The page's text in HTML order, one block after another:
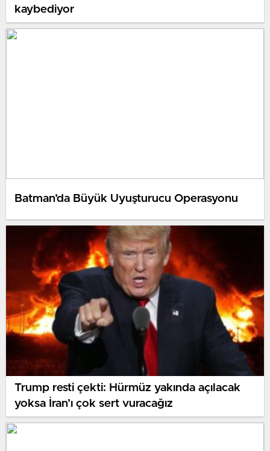
kaybediyor
Batman’da Büyük Uyuşturucu Operasyonu
Trump resti çekti: Hürmüz yakında açılacak
yoksa İran’ı çok sert vuracağız